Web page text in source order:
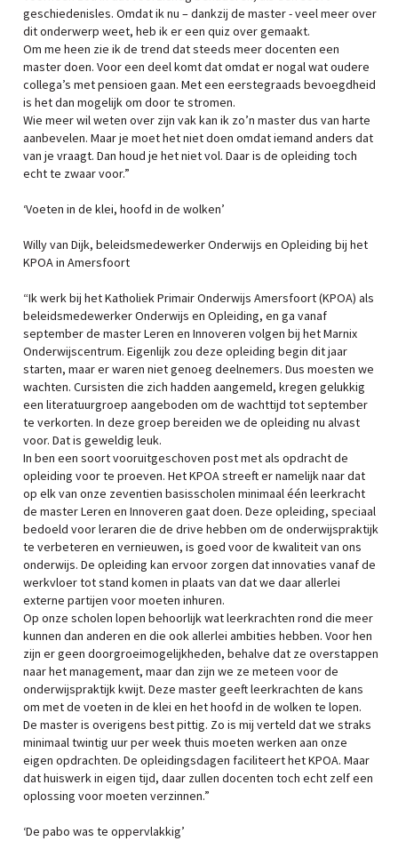
geschiedenisles. Omdat ik nu – dankzij de master - veel meer over
dit onderwerp weet, heb ik er een quiz over gemaakt.
Om me heen zie ik de trend dat steeds meer docenten een
master doen. Voor een deel komt dat omdat er nogal wat oudere
collega’s met pensioen gaan. Met een eerstegraads bevoegdheid
is het dan mogelijk om door te stromen.
Wie meer wil weten over zijn vak kan ik zo’n master dus van harte
aanbevelen. Maar je moet het niet doen omdat iemand anders dat
van je vraagt. Dan houd je het niet vol. Daar is de opleiding toch
echt te zwaar voor.”
‘Voeten in de klei, hoofd in de wolken’
Willy van Dijk, beleidsmedewerker Onderwijs en Opleiding bij het
KPOA in Amersfoort
“Ik werk bij het Katholiek Primair Onderwijs Amersfoort (KPOA) als
beleidsmedewerker Onderwijs en Opleiding, en ga vanaf
september de master Leren en Innoveren volgen bij het Marnix
Onderwijscentrum. Eigenlijk zou deze opleiding begin dit jaar
starten, maar er waren niet genoeg deelnemers. Dus moesten we
wachten. Cursisten die zich hadden aangemeld, kregen gelukkig
een literatuurgroep aangeboden om de wachttijd tot september
te verkorten. In deze groep bereiden we de opleiding nu alvast
voor. Dat is geweldig leuk.
In ben een soort vooruitgeschoven post met als opdracht de
opleiding voor te proeven. Het KPOA streeft er namelijk naar dat
op elk van onze zeventien basisscholen minimaal één leerkracht
de master Leren en Innoveren gaat doen. Deze opleiding, speciaal
bedoeld voor leraren die de drive hebben om de onderwijspraktijk
te verbeteren en vernieuwen, is goed voor de kwaliteit van ons
onderwijs. De opleiding kan ervoor zorgen dat innovaties vanaf de
werkvloer tot stand komen in plaats van dat we daar allerlei
externe partijen voor moeten inhuren.
Op onze scholen lopen behoorlijk wat leerkrachten rond die meer
kunnen dan anderen en die ook allerlei ambities hebben. Voor hen
zijn er geen doorgroeimogelijkheden, behalve dat ze overstappen
naar het management, maar dan zijn we ze meteen voor de
onderwijspraktijk kwijt. Deze master geeft leerkrachten de kans
om met de voeten in de klei en het hoofd in de wolken te lopen.
De master is overigens best pittig. Zo is mij verteld dat we straks
minimaal twintig uur per week thuis moeten werken aan onze
eigen opdrachten. De opleidingsdagen faciliteert het KPOA. Maar
dat huiswerk in eigen tijd, daar zullen docenten toch echt zelf een
oplossing voor moeten verzinnen.”
‘De pabo was te oppervlakkig’